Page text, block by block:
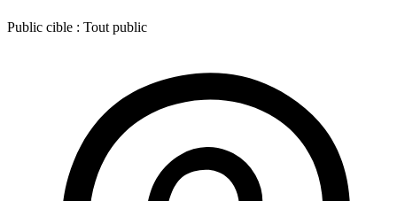
Public cible : Tout public